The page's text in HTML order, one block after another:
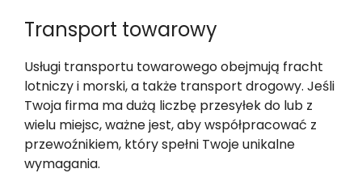
Transport towarowy
Usługi transportu towarowego obejmują fracht
lotniczy i morski, a także transport drogowy. Jeśli
Twoja firma ma dużą liczbę przesyłek do lub z
wielu miejsc, ważne jest, aby współpracować z
przewoźnikiem, który spełni Twoje unikalne
wymagania.